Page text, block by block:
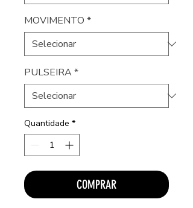
MOVIMENTO *
PULSEIRA*
Quantidade *
COMPRAR